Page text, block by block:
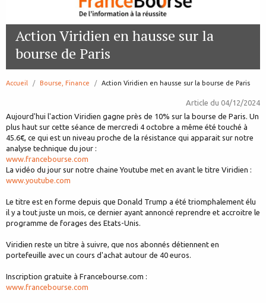
Action Viridien en hausse sur la
bourse de Paris
Accueil Bourse, Finance page:
Action Viridien en hausse sur la bourse de Paris
Article du 04/12/2024
Aujourd'hui l'action Viridien gagne près de 10% sur la bourse de Paris. Un
plus haut sur cette séance de mercredi 4 octobre a même été touché à
45.6€, ce qui est un niveau proche de la résistance qui apparait sur notre
analyse technique du jour :
www.francebourse.com
La vidéo du jour sur notre chaine Youtube met en avant le titre Viridien :
www.youtube.com
Le titre est en forme depuis que Donald Trump a été triomphalement élu
il y a tout juste un mois, ce dernier ayant annoncé reprendre et accroitre le
programme de forages des Etats-Unis.
Viridien reste un titre à suivre, que nos abonnés détiennent en
portefeuille avec un cours d'achat autour de 40 euros.
Inscription gratuite à Francebourse.com :
www.francebourse.com